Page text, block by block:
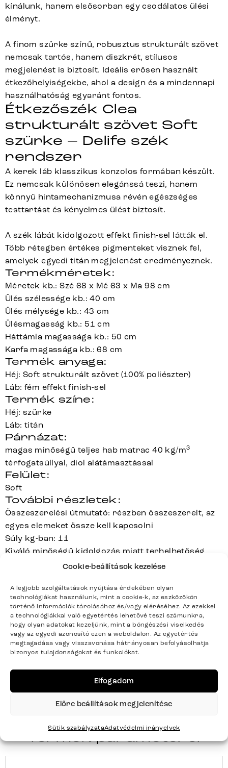
Cookie-beállítások kezelése
A legjobb szolgáltatások nyújtása érdekében olyan
technológiákat használunk, mint a cookie-k, az eszközökön
történő információk tárolásához és/vagy eléréséhez. Az ezekkel
a technológiákkal való egyetértés lehetővé teszi számunkra,
hogy olyan adatokat kezeljünk, mint a böngészési viselkedés
vagy az egyedi azonosító ezen a weboldalon. Az egyetértés
megtagadása vagy visszavonása hátrányosan befolyásolhatja
bizonyos tulajdonságokat és funkciókat.
Elfogadom
Előre beállítások megjelenítése
Sütik szabályzataAdatvédelmi irányelvek
kínálunk, hanem elsősorban egy csodálatos ülési
élményt.
A finom szürke színű, robusztus strukturált szövet
nemcsak tartós, hanem diszkrét, stílusos
megjelenést is biztosít. Ideális erősen használt
étkezőhelyiségekbe, ahol a design és a mindennapi
használhatóság egyaránt fontos.
Étkezőszék Clea
strukturált szövet Soft
szürke – Delife szék
rendszer
A kerek láb klasszikus konzolos formában készült.
Ez nemcsak különösen elegánssá teszi, hanem
könnyű hintamechanizmusa révén egészséges
testtartást és kényelmes ülést biztosít.
A szék lábát kidolgozott effekt finish-sel látták el.
Több rétegben értékes pigmenteket visznek fel,
amelyek egyedi titán megjelenést eredményeznek.
Termékméretek:
Méretek kb.: Szé 68 x Mé 63 x Ma 98 cm
Ülés szélessége kb.: 40 cm
Ülés mélysége kb.: 43 cm
Ülésmagasság kb.: 51 cm
Háttámla magassága kb.: 50 cm
Karfa magassága kb.: 68 cm
Termék anyaga:
Héj: Soft strukturált szövet (100% poliészter)
Láb: fém effekt finish-sel
Termék színe:
Héj: szürke
Láb: titán
Párnázat:
magas minőségű teljes hab matrac 40 kg/m3
térfogatsúllyal, diol alátámasztással
Felület:
Soft
További részletek:
Összeszerelési útmutató: részben összeszerelt, az
egyes elemeket össze kell kapcsolni
Súly kg-ban: 11
Kiváló minőségű kidolgozás miatt terhelhetőség
akár 150 kg-ig
biztosít, mivel a látható cipzárokat teljesen
elhagyták, vagy nagyon diszkréten oldalt helyezték
el
Sorozat
CLEA-FLEX
Termék paraméterei